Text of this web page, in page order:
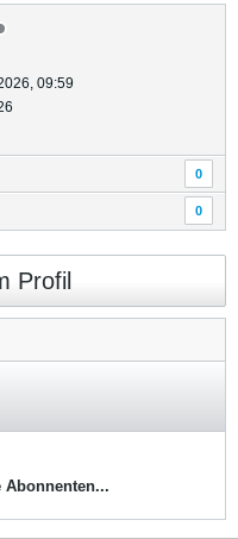
09:59
0
0
Profil
Abonnenten...